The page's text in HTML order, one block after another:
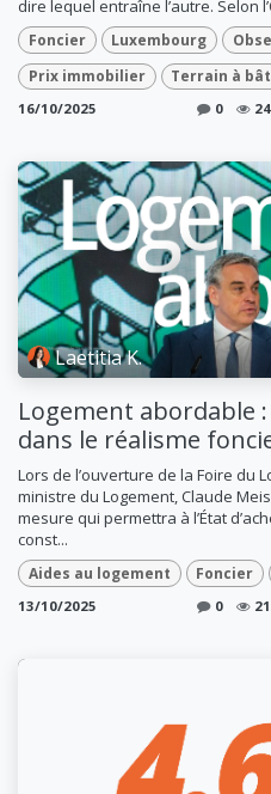
dire lequel entraîne l’autre. Selon
Foncier Luxembourg
Prix immobilier
Terrain à
16/10/2025 0
Laetitia K.
Logement abordable
dans le réalisme
Lors de l’ouverture de la Foire du
ministre du Logement, Claude
mesure qui permettra à l’État
const...
Aides au logement Foncier
13/10/2025 0